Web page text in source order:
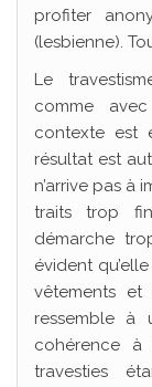
profiter
(lesbienne).
Le
comme
contexte est
résultat est
n’arrive pas à
traits trop
démarche
évident
vêtements
ressemble à
cohérence à
travesties